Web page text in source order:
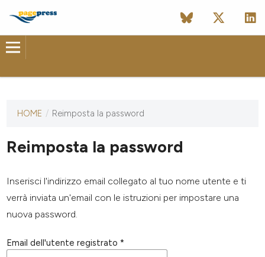
Questa
ha ancora
pubblicato
numero.
HOME / Reimposta la password
Reimposta la password
Inserisci l'indirizzo email collegato al tuo nome utente e ti
verrà inviata un'email con le istruzioni per impostare una
nuova password.
Email dell'utente registrato*